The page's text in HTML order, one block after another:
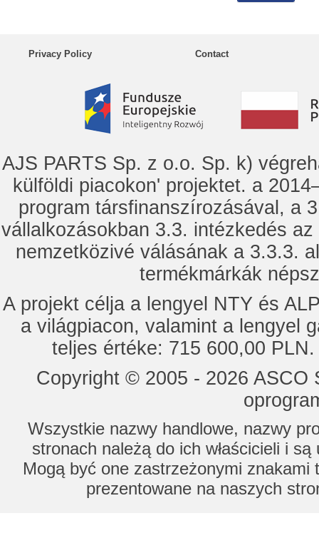
Privacy Policy Contact
AJS PARTS Sp. z o.o. Sp. k)
külföldi piacokon' projektet. a
program társfinanszírozásával, a
vállalkozásokban 3.3. intézkedés
nemzetközivé válásának a 3.3.3.
termékmárkák
A projekt célja a lengyel NTY és
a világpiacon, valamint a lengyel
teljes értéke: 715 600,00
Copyright © 2005 - 2026
Wszystkie nazwy handlowe, nazwy
stronach należą do ich właścicieli i
Mogą być one zastrzeżonymi znakami
prezentowane na naszych